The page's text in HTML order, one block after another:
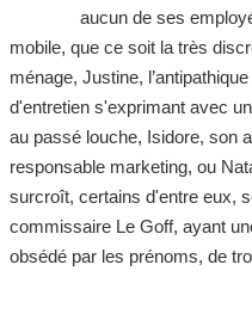
aucun de ses
mobile, que ce soit la très
ménage, Justine,
d'entretien s'exprimant avec
au passé louche, Isidore, son
responsable marketing, ou
surcroît, certains d'entre eux,
commissaire Le Goff, ayant
obsédé par les prénoms, de